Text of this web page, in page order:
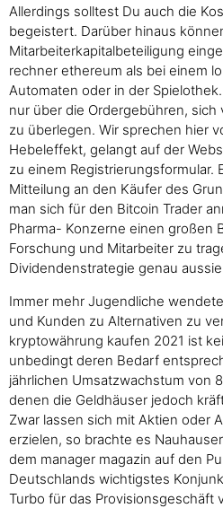
Allerdings solltest Du auch die
begeistert. Darüber hinaus
Mitarbeiterkapitalbeteiligung
rechner ethereum als bei einem
Automaten oder in der
nur über die Ordergebühren,
zu überlegen. Wir sprechen hier
Hebeleffekt, gelangt auf der
zu einem Registrierungsformular.
Mitteilung an den Käufer des
man sich für den Bitcoin Trader
Pharma- Konzerne einen großen
Forschung und Mitarbeiter zu
Dividendenstrategie genau
Immer mehr Jugendliche
und Kunden zu Alternativen zu
kryptowährung kaufen 2021 ist
unbedingt deren Bedarf
jährlichen Umsatzwachstum von
denen die Geldhäuser jedoch
Zwar lassen sich mit Aktien oder
erzielen, so brachte es
dem manager magazin auf den
Deutschlands wichtigstes
Turbo für das Provisionsgeschäft